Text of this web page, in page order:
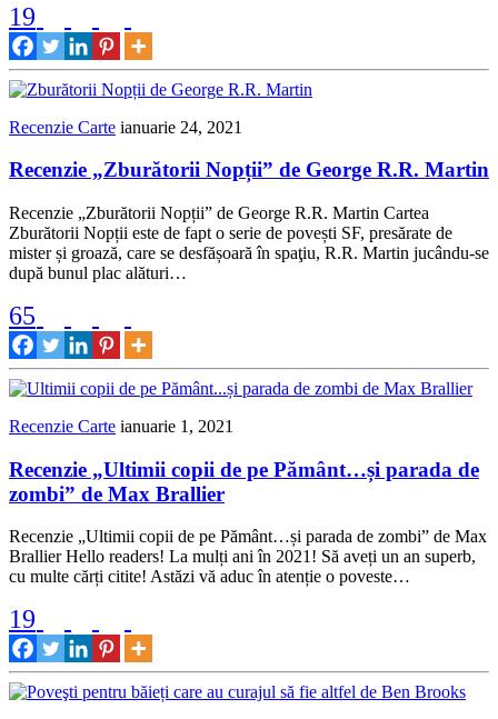
19
Recenzie Carte ianuarie 24, 2021
Recenzie „Zburătorii Nopții” de George R.R. Martin
Recenzie „Zburătorii Nopții” de George R.R. Martin Cartea
Zburătorii Nopții este de fapt o serie de povești SF, presărate de
mister și groază, care se desfășoară în spaţiu, R.R. Martin jucându-se
după bunul plac alături…
65
Recenzie Carte ianuarie 1, 2021
Recenzie „Ultimii copii de pe Pământ…și parada de
zombi” de Max Brallier
Recenzie „Ultimii copii de pe Pământ…și parada de zombi” de Max
Brallier Hello readers! La mulți ani în 2021! Să aveți un an superb,
cu multe cărți citite! Astăzi vă aduc în atenție o poveste…
19